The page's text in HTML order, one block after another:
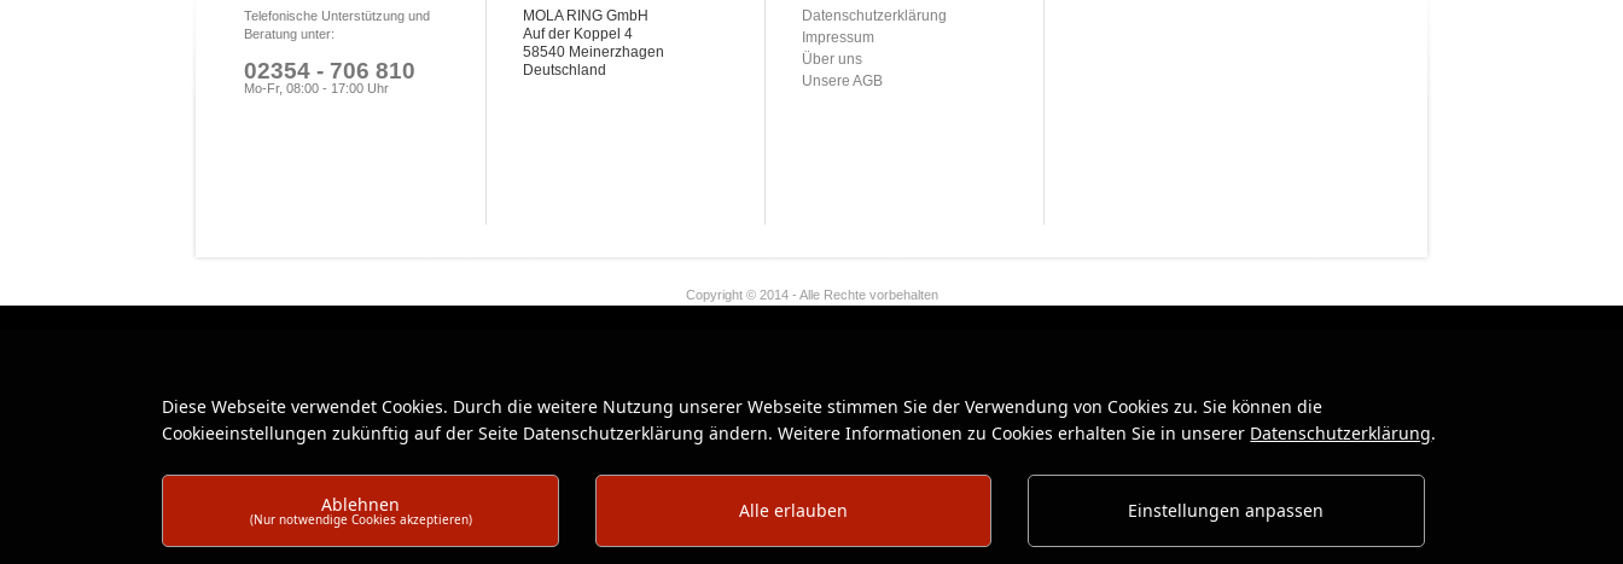
Telefonische Unterstützung und
Beratung unter:
02354 - 706 810
Mo-Fr, 08:00 - 17:00 Uhr
MOLA RING GmbH
Auf der Koppel 4
58540 Meinerzhagen
Deutschland
Datenschutzerklärung
Impressum
Über uns
Unsere AGB
Copyright © 2014 - Alle Rechte vorbehalten
Diese Webseite verwendet Cookies. Durch die weitere Nutzung unserer Webseite stimmen Sie der Verwendung von Cookies zu. Sie können die
Cookieeinstellungen zukünftig auf der Seite Datenschutzerklärung ändern. Weitere Informationen zu Cookies erhalten Sie in unserer Datenschutzerklärung.
Ablehnen
(Nur notwendige Cookies akzeptieren) Alle erlauben Einstellungen anpassen